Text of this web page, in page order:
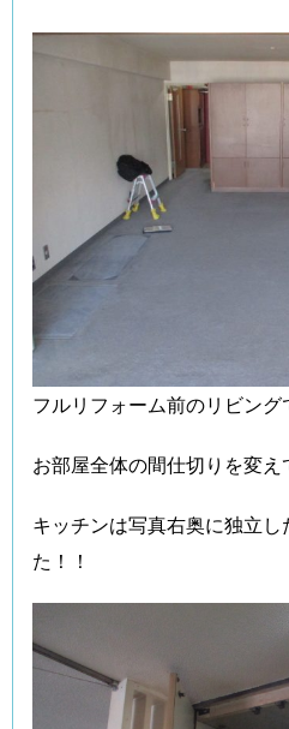
フルリフォーム前のリビング
お部屋全体の間仕切りを変え
キッチンは写真右奥に独立し
た！！